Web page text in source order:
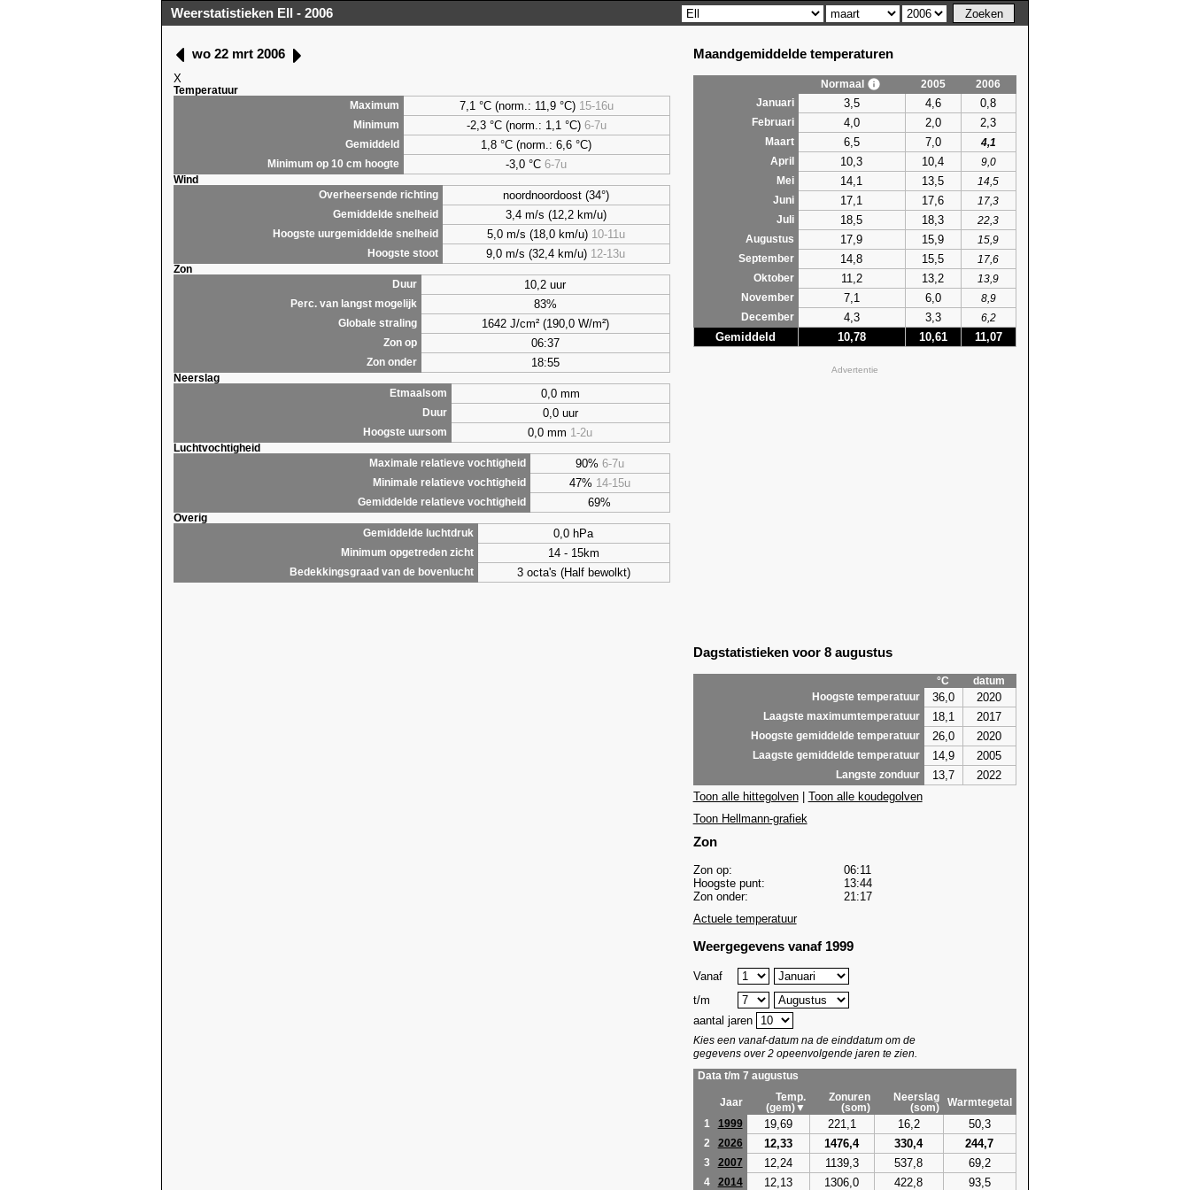
Weerstatistieken Ell - 2006
wo 22 mrt 2006
X
Temperatuur
Maximum
7,1 °C (norm.: 11,9 °C) 15-16u
Minimum -2,3 °C (norm.: 1,1 °C) 6-7u
Gemiddeld 1,8 °C (norm.: 6,6 °C)
Minimum op 10 cm hoogte -3,0 °C6-7u
Wind
Overheersende richting
noordnoordoost (34°)
Gemiddelde snelheid 3,4 m/s (12,2 km/u)
Hoogste uurgemiddelde snelheid 5,0 m/s (18,0 km/u) 10-11u
Hoogste stoot 9,0 m/s (32,4 km/u) 12-13u
Zon
Duur
10,2 uur
Perc. van langst mogelijk 83%
Globale straling 1642 J/cm² (190,0 W/m²)
Zon op 06:37
Zon onder 18:55
Neerslag
Etmaalsom
0,0 mm
Duur 0,0 uur
Hoogste uursom 0,0 mm 1-2u
Luchtvochtigheid
Maximale relatieve vochtigheid
90% 6-7u
Minimale relatieve vochtigheid 47% 14-15u
Gemiddelde relatieve vochtigheid 69%
Overig
Gemiddelde luchtdruk
0,0 hPa
Minimum opgetreden zicht 14 - 15km
Bedekkingsgraad van de bovenlucht 3 octa's (Half bewolkt)
Maandgemiddelde temperaturen
Normaal 2005
2006
Januari
3,5 4,6 0,8
Februari 4,0 2,0 2,3
Maart 6,5 7,0
4,1
April
10,3 10,4
9,0
Mei
14,1 13,5
14,5
Juni
17,1 17,6
17,3
Juli
18,5 18,3
22,3
Augustus
17,9 15,9
15,9
September
14,8 15,5
17,6
Oktober
11,2 13,2
13,9
November
7,1 6,0
8,9
December
4,3 3,3 6,2
Gemiddeld 10,78 10,61 11,07
Advertentie
Dagstatistieken voor 8 augustus
°C
datum
Hoogste temperatuur
36,0 2020
Laagste maximumtemperatuur 18,1 2017
Hoogste gemiddelde temperatuur 26,0 2020
Laagste gemiddelde temperatuur 14,9 2005
Langste zonduur 13,7
2022
Toon alle hittegolven| Toon alle koudegolven
Toon Hellmann-grafiek
Zon
Zon op:
06:11
Hoogste punt:
13:44
Zon onder:
21:17
Actuele temperatuur
Weergegevens vanaf 1999
Vanaf
t/m
aantal jaren
Kies een vanaf-datum na de einddatum om de
gegevens over 2 opeenvolgende jaren te zien.
Data t/m 7 augustus
Jaar
Temp.
(gem)▼
Zonuren
(som)
Neerslag
(som)
Warmtegetal
1
1999 19,69 221,1 16,2 50,3
2 2026 12,33 1476,4 330,4 244,7
3 2007 12,24 1139,3 537,8 69,2
4 2014 12,13 1306,0 422,8 93,5